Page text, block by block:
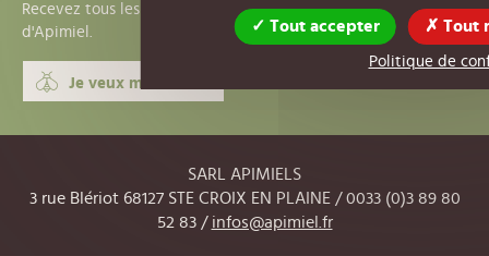
Recevez tous les bons plans, les actus et les nouveautés
d'Apimiel.
Je veux m'inscrire !
SARL APIMIELS
3 rue Blériot 68127 STE CROIX EN PLAINE / 0033 (0)3 89 80
52 83 / infos@apimiel.fr
Tout accepter Tout
Politique de